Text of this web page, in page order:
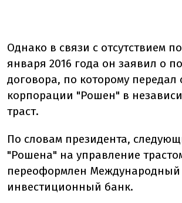
Однако в связи с отсутствием
января 2016 года он заявил о
договора, по которому
корпорации "Рошен" в
траст.
По словам президента,
"Рошена" на управление
переоформлен Международный
инвестиционный банк.